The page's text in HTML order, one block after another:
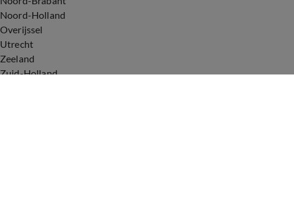
Noord-Holland
Overijssel
Utrecht
Zeeland
Zuid-Holland